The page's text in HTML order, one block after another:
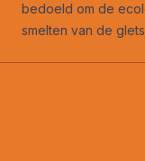
bedoeld om de
smelten van de